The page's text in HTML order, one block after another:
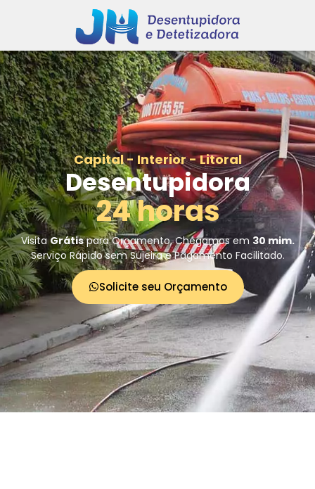
Capital - Interior - Litoral
Desentupidora
24 horas
VisitaGrátispara Orçamento, Chegamos em 30 mim.
Serviço Rápido sem Sujeira e Pagamento Facilitado.
Solicite seu Orçamento